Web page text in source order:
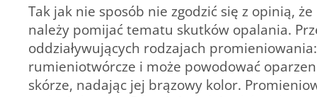
Tak jak nie sposób nie zgodzić się z opinią,
należy pomijać tematu skutków opalania.
oddziaływujących rodzajach
rumieniotwórcze i może powodować
skórze, nadając jej brązowy kolor.